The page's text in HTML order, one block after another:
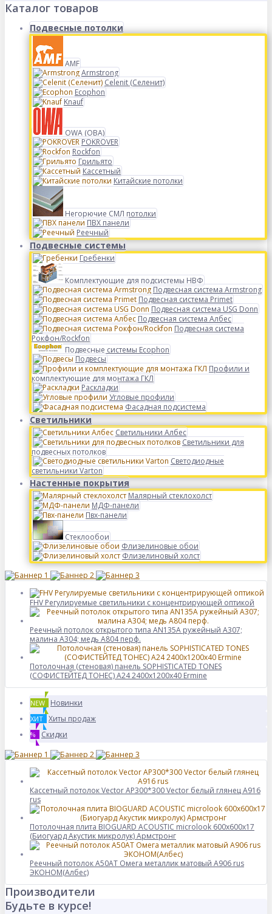
Каталог товаров
Подвесные потолки
AMF
Armstrong
Celenit (Селенит)
Ecophon
Knauf
OWA (ОВА)
POKROVER
Rockfon
Грильято
Кассетный
Китайские потолки
Негорючие СМЛ потолки
ПВХ панели
Реечный
Подвесные системы
Гребенки
Комплектующие для подсистемы НВФ
Подвесная система Armstrong
Подвесная система Primet
Подвесная система USG Donn
Подвесная система Албес
Подвесная система
Рокфон/Rockfon
Подвесные системы Ecophon
Подвесы
Профили и
комплектующие для монтажа ГКЛ
Раскладки
Угловые профили
Фасадная подсистема
Светильники
Светильники Албес
Светильники для
подвесных потолков
Светодиодные
светильники Varton
Настенные покрытия
Малярный стеклохолст
МДФ-панели
Пвх-панели
Стеклообои
Флизелиновые обои
Флизелиновый холст
FHV Регулируемые светильники с концентрирующей оптикой
Реечный потолок открытого типа AN135A ружейный А307;
малина А304; медь А804 перф.
Потолочная (стеновая) панель SOPHISTICATED TONES
(СОФИСТЕЙТЕД ТОНЕС) A24 2400x1200x40 Ermine
NEW Новинки
ХИТ Хиты продаж
% Скидки
Кассетный потолок Vector AP300*300 Vector белый глянец А916
rus
Потолочная плита BIOGUARD ACOUSTIC microlook 600x600x17
(Биогуард Акустик микролук) Армстронг
Реечный потолок A50AT Омега металлик матовый А906 rus
ЭКОНОМ(Албес)
Производители
Будьте в курсе!